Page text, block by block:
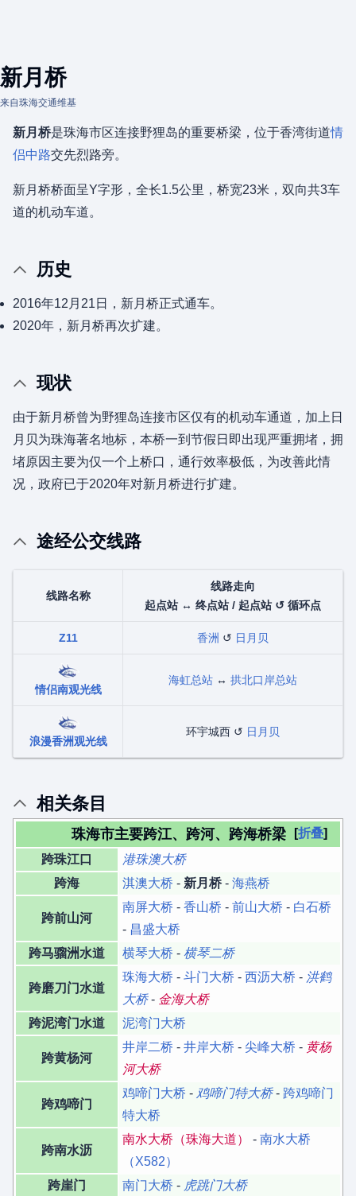
新月桥
来自珠海交通维基
新月桥是珠海市区连接野狸岛的重要桥梁，位于香湾街道情
侣中路交先烈路旁。
新月桥桥面呈Y字形，全长1.5公里，桥宽23米，双向共3车
道的机动车道。
历史
2016年12月21日，新月桥正式通车。
2020年，新月桥再次扩建。
现状
由于新月桥曾为野狸岛连接市区仅有的机动车通道，加上日
月贝为珠海著名地标，本桥一到节假日即出现严重拥堵，拥
堵原因主要为仅一个上桥口，通行效率极低，为改善此情
况，政府已于2020年对新月桥进行扩建。
途经公交线路
线路名称
线路走向
起点站 ↔ 终点站 / 起点站 ↺ 循环点
Z11 香洲 ↺ 日月贝
情侣南观光线
海虹总站 ↔ 拱北口岸总站
浪漫香洲观光线
环宇城西 ↺ 日月贝
相关条目
折叠
珠海市主要跨江、跨河、跨海桥梁
跨珠江口
港珠澳大桥
跨海
淇澳大桥 - 新月桥- 海燕桥
跨前山河
南屏大桥 - 香山桥 - 前山大桥 - 白石桥
- 昌盛大桥
跨马骝洲水道
横琴大桥 - 横琴二桥
跨磨刀门水道
珠海大桥 - 斗门大桥 - 西沥大桥 - 洪鹤
大桥- 金海大桥
跨泥湾门水道
泥湾门大桥
跨黄杨河
井岸二桥 - 井岸大桥 - 尖峰大桥 - 黄杨
河大桥
跨鸡啼门
鸡啼门大桥 - 鸡啼门特大桥- 跨鸡啼门
特大桥
跨南水沥
南水大桥（珠海大道） - 南水大桥
（X582）
跨崖门
南门大桥 - 虎跳门大桥